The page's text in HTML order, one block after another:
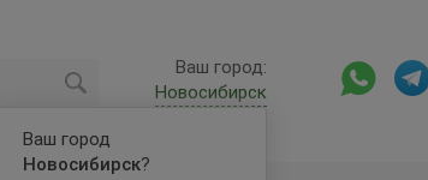
Ваш город:
Новосибирск
Ваш город
Новосибирск?